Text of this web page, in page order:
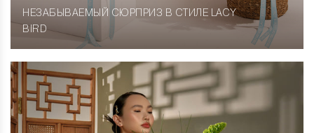
НЕЗАБЫВАЕМЫЙ СЮРПРИЗ В СТИЛЕ LACY
BIRD